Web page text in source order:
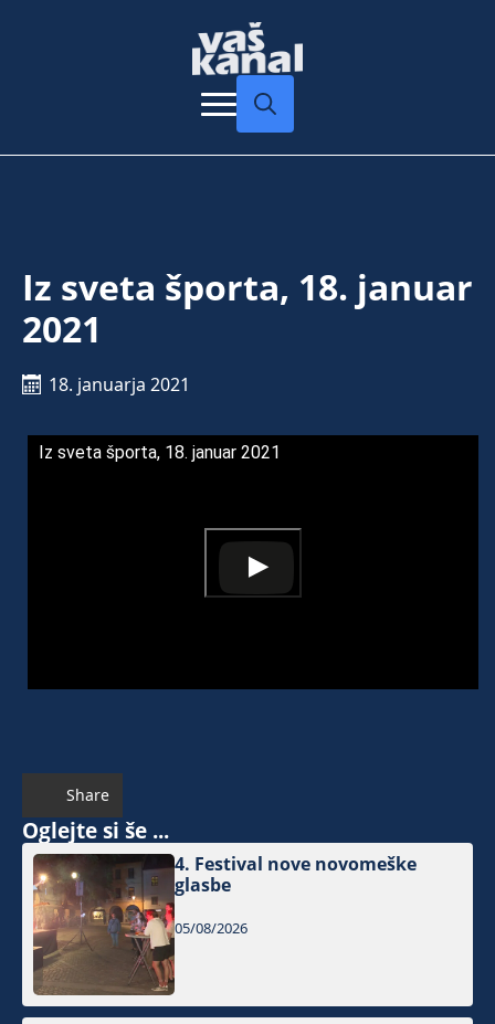
Iz sveta športa, 18. januar
2021
18. januarja 2021
Iz sveta športa, 18. januar 2021
Share
Oglejte si še ...
4. Festival nove novomeške
glasbe
05/08/2026